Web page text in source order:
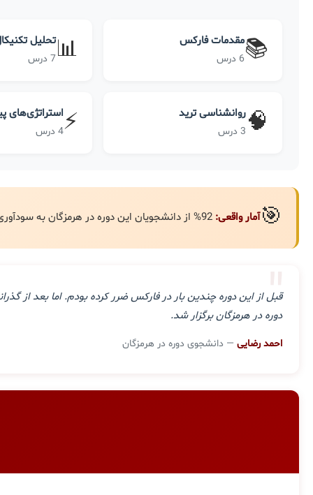
📚مقدمات فارکس
6 درس 📊تحلیل
7 درس
🧠روانشناسی ترید
3 درس ⚡استراتژی‌های
4 درس
🎯آمار واقعی:
"
قبل از این دوره چندین بار در فارکس ضرر کرده بودم. اما بعد از
دوره در هرمزگان برگزار شد.
احمد رضایی — دانشجوی دوره در هرمزگان